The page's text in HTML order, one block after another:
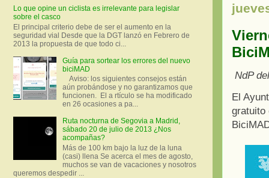
NdP
El
gratuito
Lo que opine un ciclista es irrelevante para legislar
sobre el casco
El principal criterio debe de ser el aumento en la
seguridad vial Desde que la DGT lanzó en Febrero de
2013 la propuesta de que todo ci...
Guía para sortear los errores del nuevo
biciMAD
Aviso: los siguientes consejos están
aún probándose y no garantizamos que
funcionen. El a rtículo se ha modificado
en 26 ocasiones a pa...
Ruta nocturna de Segovia a Madrid,
sábado 20 de julio de 2013 ¿Nos
acompañas?
Más de 100 km bajo la luz de la luna
(casi) llena Se acerca el mes de agosto,
muchos se van de vacaciones y nosotros
queremos despedir ...